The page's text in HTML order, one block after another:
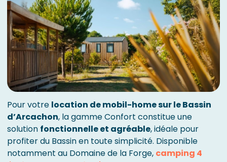
Pour votre location de mobil-home sur le Bassin
d’Arcachon, la gamme Confort constitue une
solution fonctionnelle et agréable, idéale pour
profiter du Bassin en toute simplicité. Disponible
notamment au Domaine de la Forge, camping 4